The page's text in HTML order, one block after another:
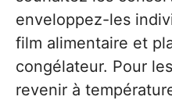
enveloppez-les
film alimentaire et
congélateur. Pour
revenir à